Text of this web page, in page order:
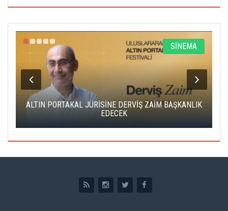
SİNEMA
ALTIN PORTAKAL JÜRİSİNE DERVİŞ ZAİM BAŞKANLIK
EDECEK